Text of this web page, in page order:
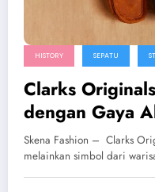
HISTORY SEPATU
Clarks
dengan Gaya
Skena Fashion – Clarks
melainkan simbol dari